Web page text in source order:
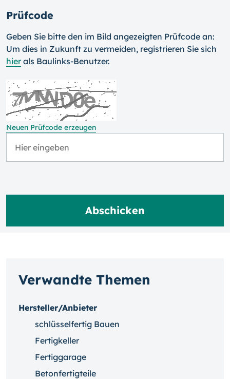
Prüfcode
Geben Sie bitte den im Bild angezeigten Prüfcode an:
Um dies in Zukunft zu vermeiden, registrieren Sie sich
hierals Baulinks-Benutzer.
Neuen Prüfcode erzeugen
Verwandte Themen
Hersteller/Anbieter
schlüsselfertig Bauen
Fertigkeller
Fertiggarage
Betonfertigteile